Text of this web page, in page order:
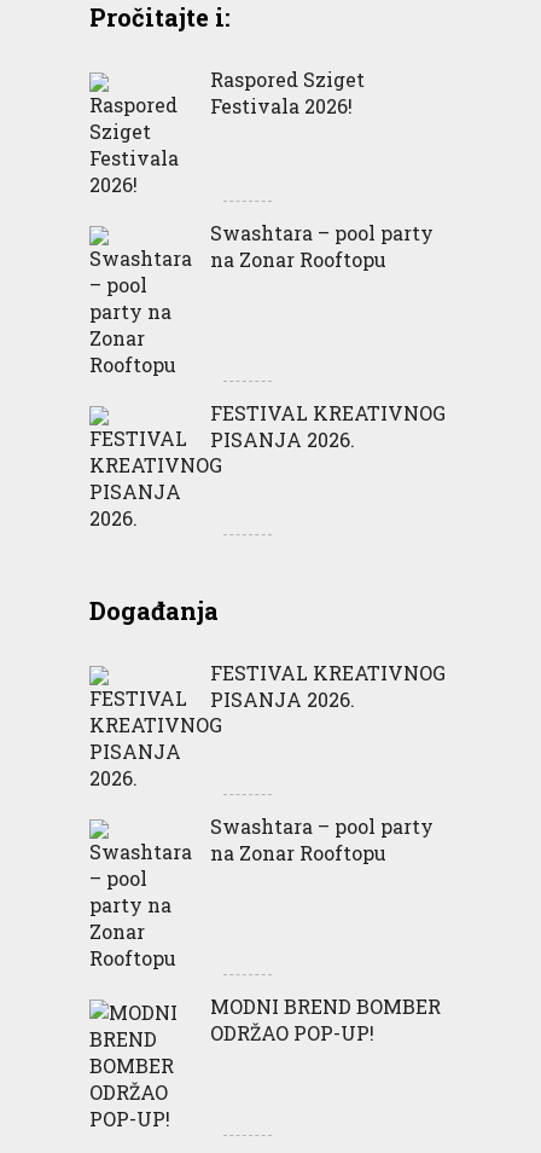
Pročitajte i:
Raspored Sziget
Festivala 2026!
Swashtara – pool party
na Zonar Rooftopu
FESTIVAL KREATIVNOG
PISANJA 2026.
Događanja
FESTIVAL KREATIVNOG
PISANJA 2026.
Swashtara – pool party
na Zonar Rooftopu
MODNI BREND BOMBER
ODRŽAO POP-UP!